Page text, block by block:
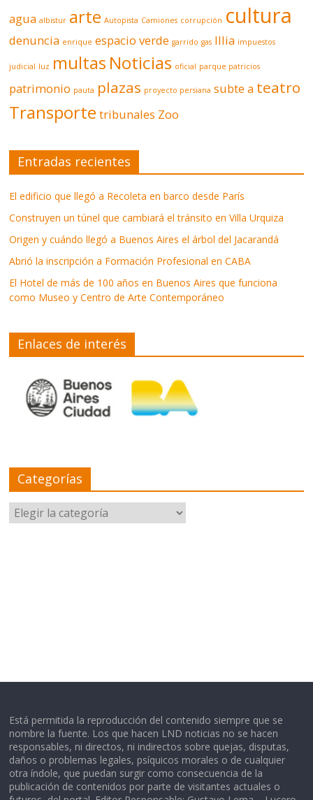
agua albistur arte Autopista Camiones corrupción cultura
denuncia enrique espacio verde garrido gas Illia impuestos
judicial luz multas Noticias oficial parque patricios
patrimonio pauta plazas proyecto persiana subte a teatro
Transporte tribunales Zoo
Entradas recientes
El edificio que llegó a Recoleta en barco desde París
Construyen un túnel que cambiará el tránsito en Villa Urquiza
Origen y cuándo llegó a Buenos Aires el árbol del Jacarandá
Abrió la inscripción a Formación Profesional en CABA
El Hotel de más de 100 años en Buenos Aires que funciona
como Museo y Centro de Arte Contemporáneo
Enlaces de interés
Categorías
Categorías
Está permitida la reproducción del contenido siempre que se
nombre la fuente. Los que hacen LND noticias no se hacen
responsables, ni directos, ni indirectos sobre quejas, disputas,
daños o problemas legales, psíquicos morales o de cualquier
otra índole, que puedan surgir como consecuencia de la
publicación de contenidos por parte de visitantes actuales o